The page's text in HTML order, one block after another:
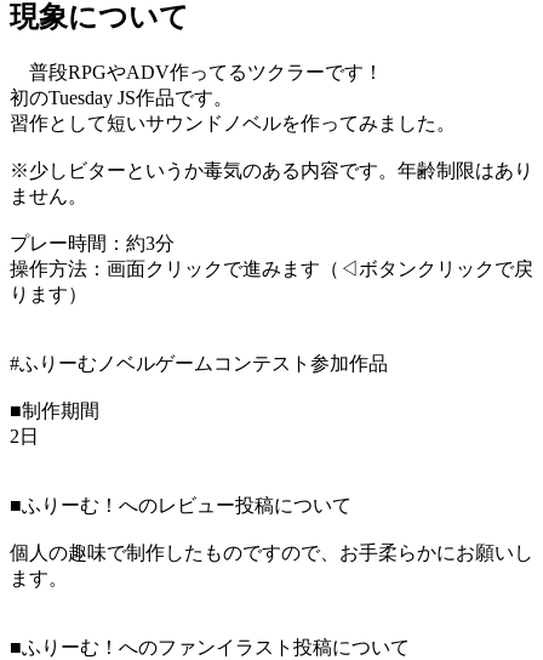
現象について
普段RPGやADV作ってるツクラーです！
初のTuesday JS作品です。
習作として短いサウンドノベルを作ってみました。
※少しビターというか毒気のある内容です。年齢制限はあり
ません。
プレー時間：約3分
操作方法：画面クリックで進みます（◁ボタンクリックで戻
ります）
#ふりーむノベルゲームコンテスト参加作品
■制作期間
2日
■ふりーむ！へのレビュー投稿について
個人の趣味で制作したものですので、お手柔らかにお願いし
ます。
■ふりーむ！へのファンイラスト投稿について